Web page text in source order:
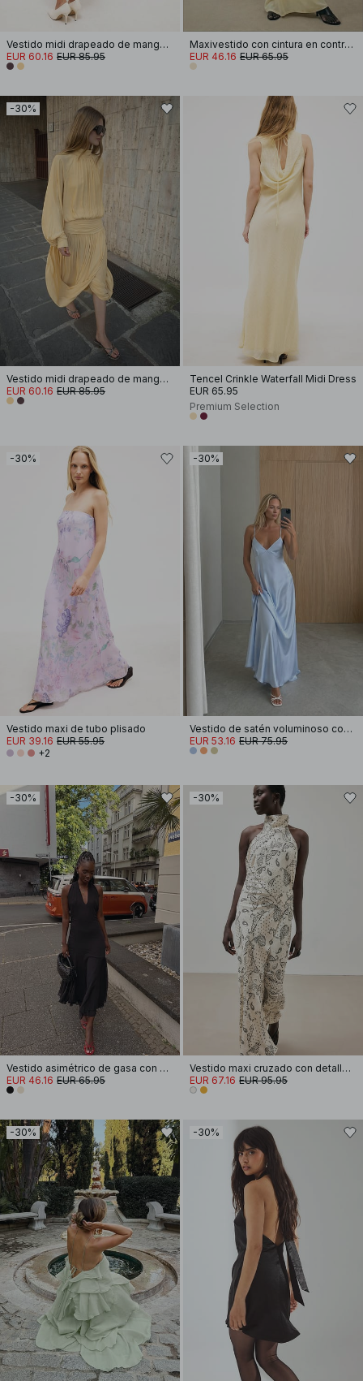
Vestido midi drapeado de manga larga y espalda abierta
EUR 60.16 EUR 85.95
Maxivestido con cintura en contraste
EUR 46.16 EUR 65.95
-30%
Vestido midi drapeado de manga larga y espalda abierta
EUR 60.16 EUR 85.95
Tencel Crinkle Waterfall Midi Dress
EUR 65.95
Premium Selection
-30%
Vestido maxi de tubo plisado
EUR 39.16 EUR 55.95
+2
-30%
Vestido de satén voluminoso con lazo en la espalda
EUR 53.16 EUR 75.95
-30%
Vestido asimétrico de gasa con cuello halter
EUR 46.16 EUR 65.95
-30%
Vestido maxi cruzado con detalle de espalda halter
EUR 67.16 EUR 95.95
-30% -30%